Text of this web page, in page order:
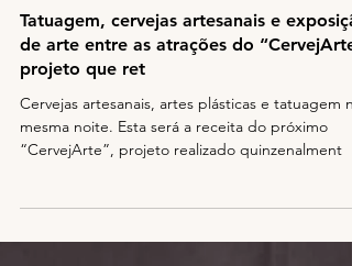
21 de out. de 2019 1 min de leitura
Tatuagem, cervejas artesanais e
de arte entre as atrações do
projeto que ret
Cervejas artesanais, artes plásticas e tatuagem na